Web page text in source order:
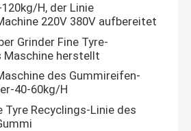
Linie
herstellt
H, der Linie
220V 380V aufbereitet
Grinder Fine Tyre-
Maschine herstellt
des Gummireifen-
40-60kg/H
Recyclings-Linie des